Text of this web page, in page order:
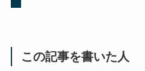
この記事を書いた人